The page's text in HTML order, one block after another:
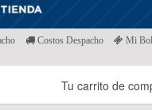
Costos Despacho Mi
Tu carrito de